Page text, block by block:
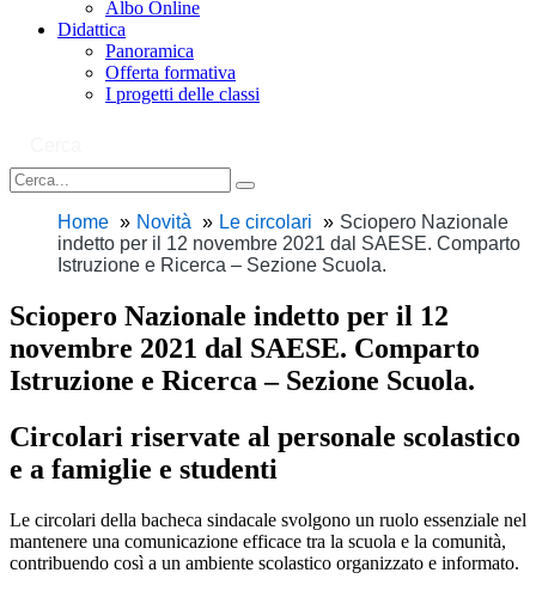
Albo Online
Didattica
Panoramica
Offerta formativa
I progetti delle classi
Home Novità Le circolari
Sciopero Nazionale
indetto per il 12 novembre 2021 dal SAESE. Comparto
Istruzione e Ricerca – Sezione Scuola.
Sciopero Nazionale indetto per il 12
novembre 2021 dal SAESE. Comparto
Istruzione e Ricerca – Sezione Scuola.
Circolari riservate al personale scolastico
e a famiglie e studenti
Le circolari della bacheca sindacale svolgono un ruolo essenziale nel
mantenere una comunicazione efficace tra la scuola e la comunità,
contribuendo così a un ambiente scolastico organizzato e informato.